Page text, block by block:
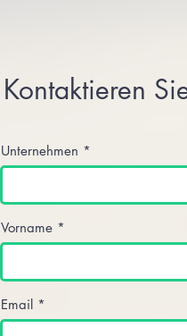
Kontaktieren
Unternehmen
Vorname
Email